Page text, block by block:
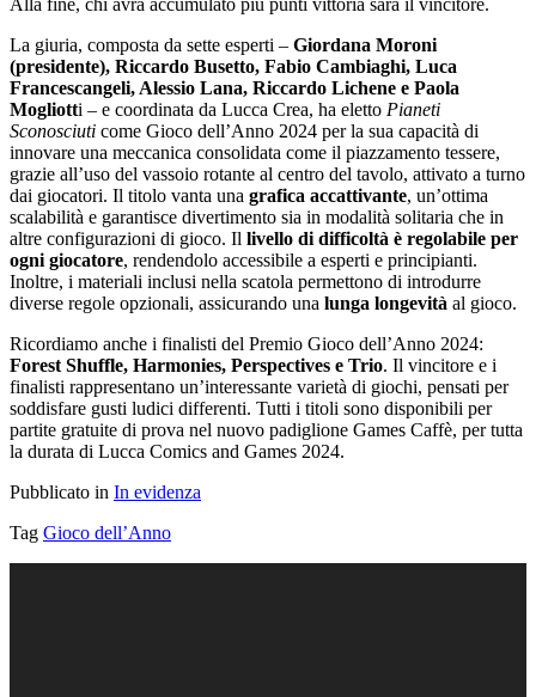
La giuria, composta da sette esperti – Giordana Moroni
(presidente), Riccardo Busetto, Fabio Cambiaghi, Luca
Francescangeli, Alessio Lana, Riccardo Lichene e Paola
Mogliotti – e coordinata da Lucca Crea, ha eletto Pianeti
Sconosciuti come Gioco dell’Anno 2024 per la sua capacità di
innovare una meccanica consolidata come il piazzamento tessere,
grazie all’uso del vassoio rotante al centro del tavolo, attivato a turno
dai giocatori. Il titolo vanta una grafica accattivante, un’ottima
scalabilità e garantisce divertimento sia in modalità solitaria che in
altre configurazioni di gioco. Il livello di difficoltà è regolabile per
ogni giocatore, rendendolo accessibile a esperti e principianti.
Inoltre, i materiali inclusi nella scatola permettono di introdurre
diverse regole opzionali, assicurando una lunga longevità al gioco.
Ricordiamo anche i finalisti del Premio Gioco dell’Anno 2024:
Forest Shuffle, Harmonies, Perspectives e Trio. Il vincitore e i
finalisti rappresentano un’interessante varietà di giochi, pensati per
soddisfare gusti ludici differenti. Tutti i titoli sono disponibili per
partite gratuite di prova nel nuovo padiglione Games Caffè, per tutta
la durata di Lucca Comics and Games 2024.
Pubblicato in In evidenza
Tag Gioco dell’Anno